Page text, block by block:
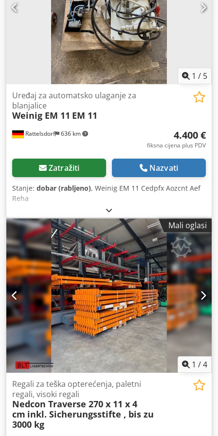
1 / 5
Rattelsdorf 636 km
Uređaj za automatsko ulaganje za
blanjalice
Weinig EM 11 EM 11
4.400 €
fiksna cijena plus PDV
Zatražiti Nazvati
Stanje: dobar (rabljeno), Weinig EM 11 Cedpfx Aozcnt Aef
Reha
Mali oglasi
1 /4
Regali za teška opterećenja, paletni
regali, visoki regali
Nedcon Traverse 270 x 11 x 4
cm inkl. Sicherungsstifte , bis zu
3000 kg